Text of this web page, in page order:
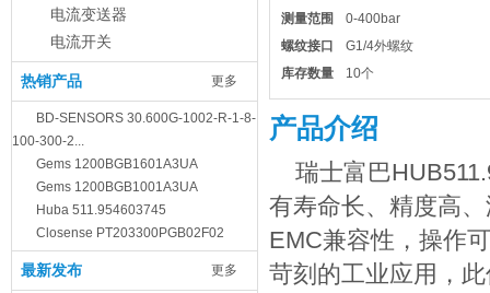
电流变送器
电流开关
热销产品 更多
BD-SENSORS 30.600G-1002-R-1-8-
100-300-2...
Gems 1200BGB1601A3UA
Gems 1200BGB1001A3UA
Huba 511.954603745
Closense PT203300PGB02F02
最新发布 更多
测量范围
0-400bar
螺纹接口
G1/4外螺纹
库存数量
10个
产品介绍
瑞士富巴
有寿命长、精度高
EMC兼容性，操作
苛刻的工业应用，